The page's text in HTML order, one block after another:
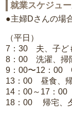
就業スケジュ
●主婦Dさんの場
（平日）
7：30 夫、子ど
8：00 洗濯、掃
9：00〜12：00
13：00 昼食、
14：00～17：
18：00 帰宅、